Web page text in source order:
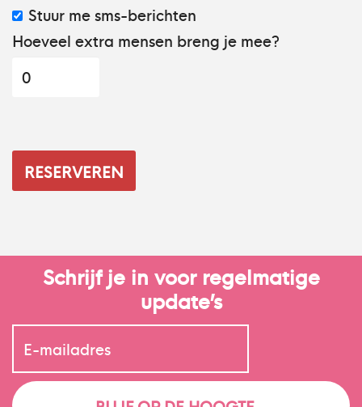
Stuur me sms-berichten
Hoeveel extra mensen breng je mee?
Schrijf je in voor regelmatige
update’s